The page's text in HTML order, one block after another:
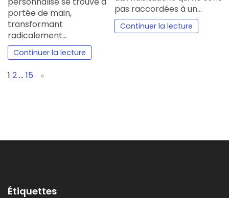
portée de main,
transformant
radicalement…
Continuer la lecture
pas raccordées à un…
Continuer la lecture
Page:
1 2… 15 Next
»
Étiquettes